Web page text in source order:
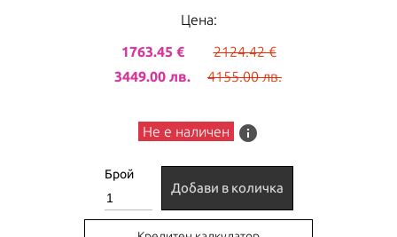
Цена:
1763.45 €
2124.42 €
3449.00 лв.
4155.00 лв.
Не е наличен info
Брой
Добави в количка